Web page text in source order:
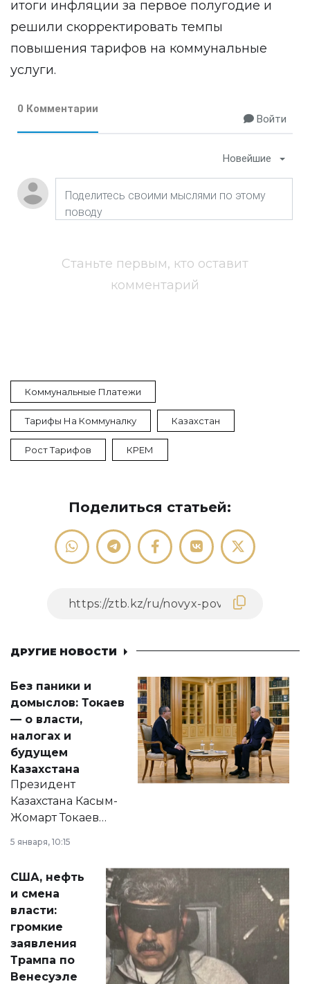
итоги инфляции за первое полугодие и
решили скорректировать темпы
повышения тарифов на коммунальные
услуги.
0 Комментарии
Войти
Новейшие
Станьте первым, кто оставит
комментарий
Коммунальные Платежи
Тарифы На Коммуналку Казахстан
Рост Тарифов КРЕМ
Поделиться статьей:
ДРУГИЕ НОВОСТИ
Без паники и
домыслов: Токаев
— о власти,
налогах и
будущем
Казахстана
Президент
Казахстана Касым-
Жомарт Токаев
сразу несколько
актуальных тем —
от слухов о
политических
реформах до
вопросов армии,
экономики и
личного здоровья.
5 января, 10:15
США, нефть
и смена
власти:
громкие
заявления
Трампа по
Венесуэле